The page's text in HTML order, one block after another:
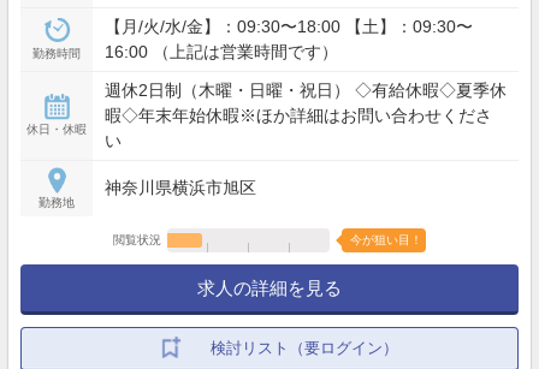
勤務時間
【月/火/水/金】：09:30〜18:00 【土】：09:30〜
16:00 （上記は営業時間です）
休日・休暇
週休2日制（木曜・日曜・祝日） ◇有給休暇◇夏季休
暇◇年末年始休暇※ほか詳細はお問い合わせくださ
い
勤務地
神奈川県横浜市旭区
閲覧状況 今が狙い目！
求人の詳細を見る
検討リスト（要ログイン）